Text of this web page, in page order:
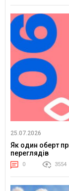
25.07.2026
Як один оберт
переглядів
0 3554